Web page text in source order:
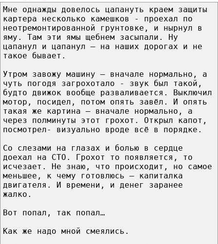
Мне однажды довелось цапануть краем защиты
картера несколько камешков - проехал по
неотремонтированной грунтовке, и нырнул в
яму. Там эти ямы щебнем засыпали. Ну
цапанул и цапанул – на наших дорогах и не
такое бывает.
Утром завожу машину – вначале нормально, а
чуть погодя загрохотало - звук был такой,
будто движок вообще разваливается. Выключил
мотор, посидел, потом опять завёл. И опять
такая же картина – вначале нормально, а
через полминуты этот грохот. Открыл капот,
посмотрел- визуально вроде всё в порядке.
Со слезами на глазах и болью в сердце
доехал на СТО. Грохот то появляется, то
исчезает. Не знаю, что происходит, но самое
меньшее, к чему готовлюсь – капиталка
двигателя. И времени, и денег заранее
жалко.
Вот попал, так попал…
Как же надо мной смеялись.